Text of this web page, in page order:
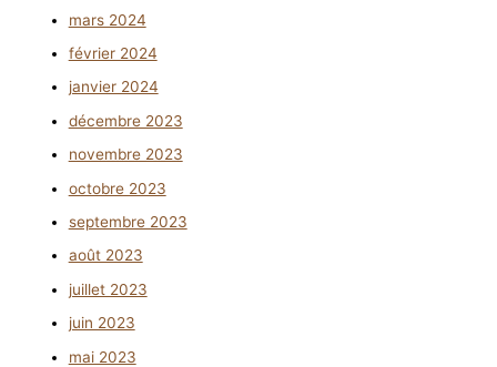
mars 2024
février 2024
janvier 2024
décembre 2023
novembre 2023
octobre 2023
septembre 2023
août 2023
juillet 2023
juin 2023
mai 2023